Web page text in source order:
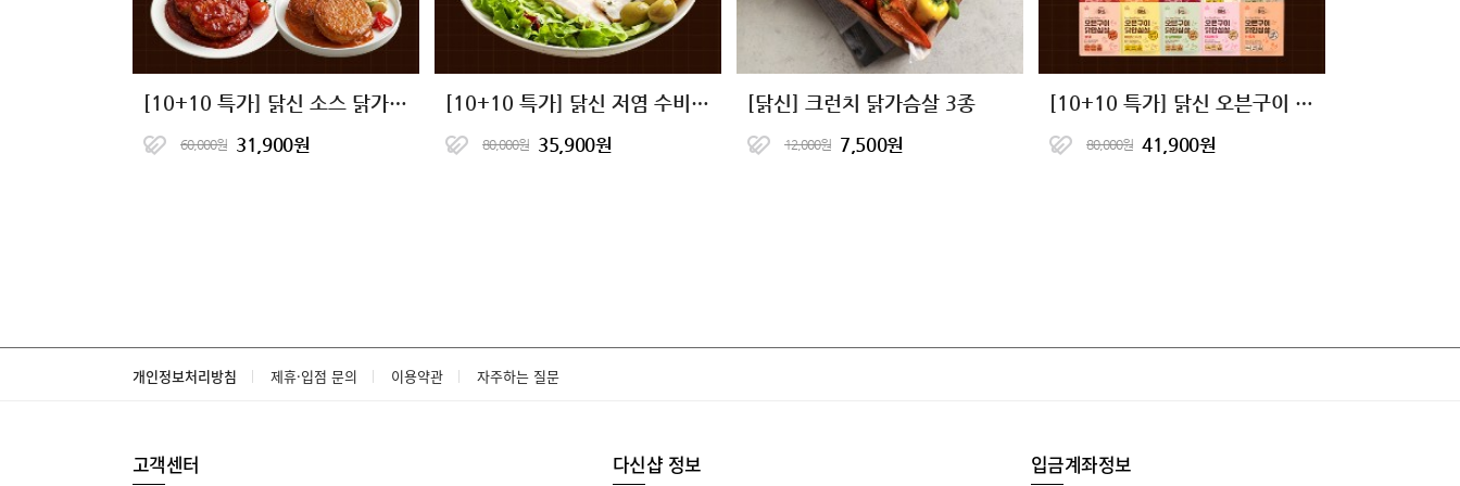
[10+10 특가] 닭신 소스 닭가슴살 스테이크 5종 골라담기
60,000원 31,900원
[10+10 특가] 닭신 저염 수비드 닭가슴살 20팩
80,000원 35,900원
[닭신] 크런치 닭가슴살 3종
12,000원 7,500원
[10+10 특가] 닭신 오븐구이 닭안심살&닭가슴살 16종 골라담기
80,000원 41,900원
개인정보처리방침 제휴·입점 문의 이용약관 자주하는 질문
고객센터 다신샵 정보 입금계좌정보